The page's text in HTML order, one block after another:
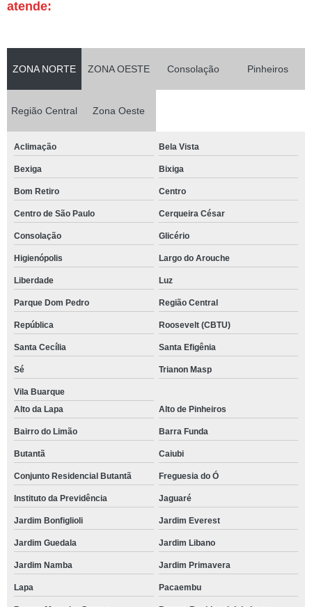
atende:
ZONA NORTE ZONA OESTE Consolação Pinheiros
Região Central Zona Oeste
Aclimação Bela Vista
Bexiga Bixiga
Bom Retiro Centro
Centro de São Paulo Cerqueira César
Consolação Glicério
Higienópolis Largo do Arouche
Liberdade Luz
Parque Dom Pedro Região Central
República Roosevelt (CBTU)
Santa Cecília Santa Efigênia
Sé Trianon Masp
Vila Buarque
Alto da Lapa
Alto de Pinheiros
Bairro do Limão Barra Funda
Butantã Caiubi
Conjunto Residencial Butantã Freguesia do Ó
Instituto da Previdência Jaguaré
Jardim Bonfiglioli Jardim Everest
Jardim Guedala Jardim Libano
Jardim Namba Jardim Primavera
Lapa Pacaembu